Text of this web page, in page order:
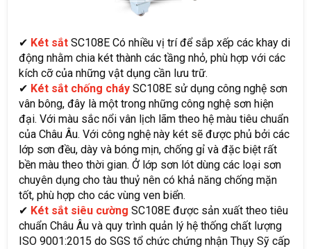
✔ Két sắt SC108E Có nhiều vị trí để sắp xếp các khay di
động nhằm chia két thành các tầng nhỏ, phù hợp với các
kích cỡ của những vật dụng cần lưu trữ.
✔ Két sắt chống cháy SC108E sử dụng công nghệ sơn
vân bông, đây là một trong những công nghệ sơn hiện
đại. Với màu sắc nổi vân lịch lãm theo hệ màu tiêu chuẩn
của Châu Âu. Với công nghệ này két sẽ được phủ bởi các
lớp sơn đều, dày và bóng mịn, chống gỉ và đặc biệt rất
bền màu theo thời gian. Ở lớp sơn lót dùng các loại sơn
chuyên dụng cho tàu thuỷ nên có khả năng chống mặn
tốt, phù hợp cho các vùng ven biển.
✔ Két sắt siêu cường SC108E được sản xuất theo tiêu
chuẩn Châu Âu và quy trình quản lý hệ thống chất lượng
ISO 9001:2015 do SGS tổ chức chứng nhận Thụy Sỹ cấp